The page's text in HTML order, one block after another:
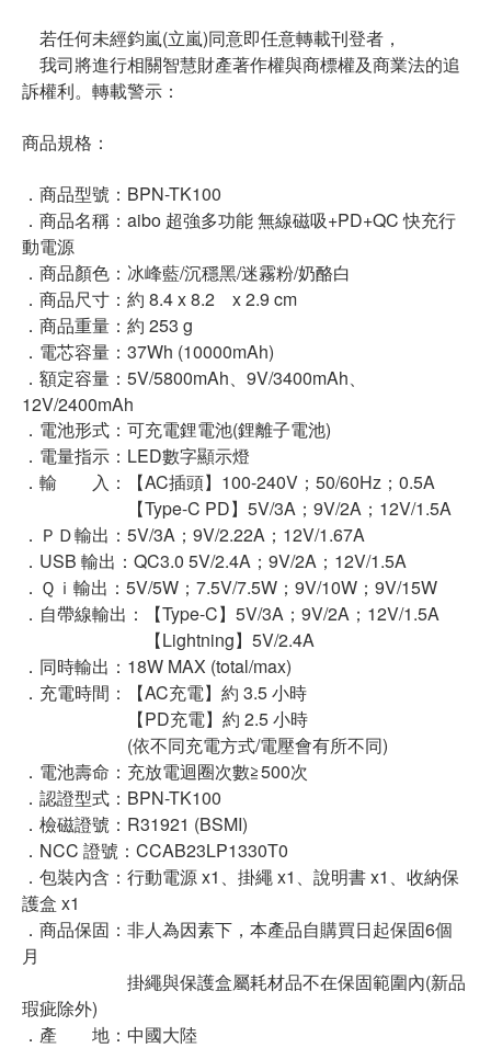
若任何未經鈞嵐(立嵐)同意即任意轉載刊登者，
我司將進行相關智慧財產著作權與商標權及商業法的追
訴權利。轉載警示：
商品規格：
．商品型號：BPN-TK100
．商品名稱：aibo 超強多功能 無線磁吸+PD+QC 快充行
動電源
．商品顏色：冰峰藍/沉穩黑/迷霧粉/奶酪白
．商品尺寸：約 8.4 x 8.2 x 2.9 cm
．商品重量：約 253 g
．電芯容量：37Wh (10000mAh)
．額定容量：5V/5800mAh、9V/3400mAh、
12V/2400mAh
．電池形式：可充電鋰電池(鋰離子電池)
．電量指示：LED數字顯示燈
．輸 入：【AC插頭】100-240V；50/60Hz；0.5A
【Type-C PD】5V/3A；9V/2A；12V/1.5A
．ＰＤ輸出：5V/3A；9V/2.22A；12V/1.67A
．USB 輸出：QC3.0 5V/2.4A；9V/2A；12V/1.5A
．Ｑｉ輸出：5V/5W；7.5V/7.5W；9V/10W；9V/15W
．自帶線輸出：【Type-C】5V/3A；9V/2A；12V/1.5A
【Lightning】5V/2.4A
．同時輸出：18W MAX (total/max)
．充電時間：【AC充電】約 3.5 小時
【PD充電】約 2.5 小時
(依不同充電方式/電壓會有所不同)
．電池壽命：充放電迴圈次數≧500次
．認證型式：BPN-TK100
．檢磁證號：R31921 (BSMI)
．NCC 證號：CCAB23LP1330T0
．包裝內含：行動電源 x1、掛繩 x1、說明書 x1、收納保
護盒 x1
．商品保固：非人為因素下，本產品自購買日起保固6個
月
掛繩與保護盒屬耗材品不在保固範圍內(新品
瑕疵除外)
．產 地：中國大陸